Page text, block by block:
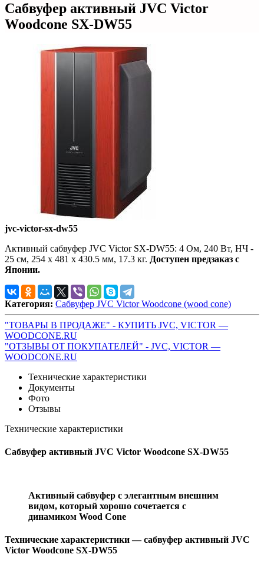
Сабвуфер активный JVC Victor
Woodcone SX-DW55
jvc-victor-sx-dw55
Активный сабвуфер JVC Victor SX-DW55: 4 Ом, 240 Вт, НЧ -
25 см, 254 x 481 x 430.5 мм, 17.3 кг. Доступен предзаказ с
Японии.
Категория: Сабвуфер JVC Victor Woodcone (wood cone)
"ТОВАРЫ В ПРОДАЖЕ" - КУПИТЬ JVC, VICTOR —
WOODCONE.RU
"ОТЗЫВЫ ОТ ПОКУПАТЕЛЕЙ" - JVC, VICTOR —
WOODCONE.RU
Технические характеристики
Документы
Фото
Отзывы
Технические характеристики
Сабвуфер активный JVC Victor Woodcone SX-DW55
Активный сабвуфер с элегантным внешним
видом, который хорошо сочетается с
динамиком Wood Cone
Технические характеристики — сабвуфер активный JVC
Victor Woodcone SX-DW55